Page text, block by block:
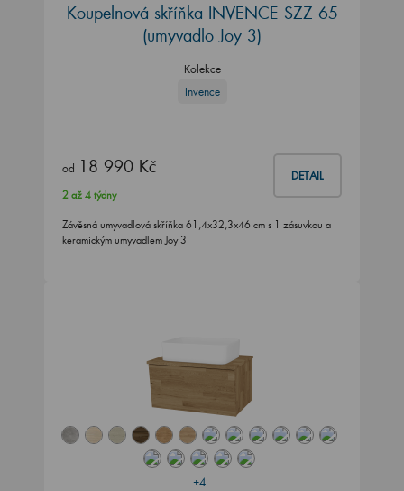
Koupelnová skříňka INVENCE SZZ 65
(umyvadlo Joy 3)
Kolekce
Invence
od 18 990 Kč DETAIL
2 až 4 týdny
Závěsná umyvadlová skříňka 61,4x32,3x46 cm s 1 zásuvkou a
keramickým umyvadlem Joy 3
+4